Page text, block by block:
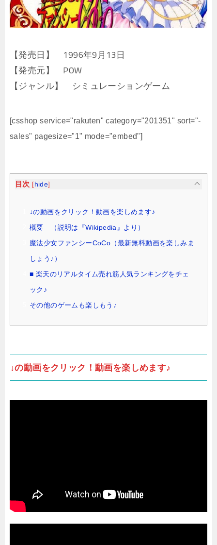
【発売日】 1996年9月13日
【発売元】 POW
【ジャンル】 シミュレーションゲーム
[csshop service="rakuten" category="201351" sort="-
sales" pagesize="1" mode="embed"]
目次 [ hide]
↓の動画をクリック！動画を楽しめます♪
概要 （説明は『Wikipedia』より）
魔法少女ファンシーCoCo（最新無料動画を楽しみま
しょう♪）
■ 楽天のリアルタイム売れ筋人気ランキングをチェ
ック♪
その他のゲームも楽しもう♪
↓の動画をクリック！動画を楽しめます♪